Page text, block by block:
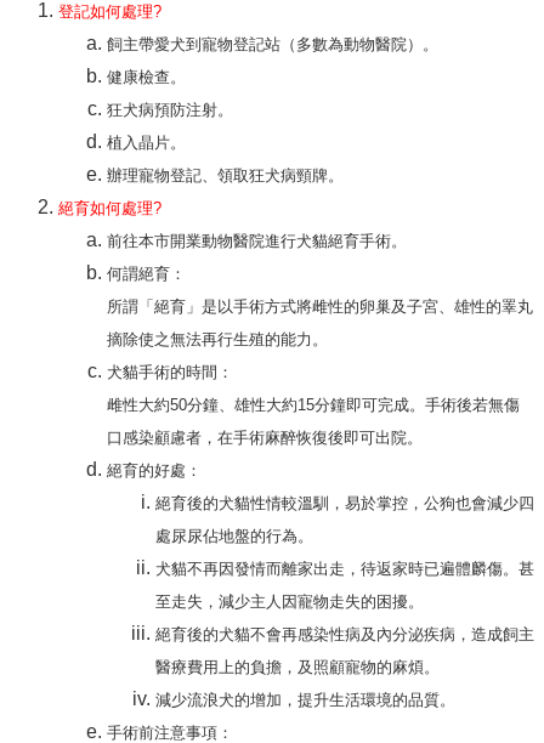
登記如何處理?
飼主帶愛犬到寵物登記站（多數為動物醫院）。
健康檢查。
狂犬病預防注射。
植入晶片。
辦理寵物登記、領取狂犬病頸牌。
絕育如何處理?
前往本市開業動物醫院進行犬貓絕育手術。
何謂絕育：
所謂「絕育」是以手術方式將雌性的卵巢及子宮、雄性的睪丸
摘除使之無法再行生殖的能力。
犬貓手術的時間：
雌性大約50分鐘、雄性大約15分鐘即可完成。手術後若無傷
口感染顧慮者，在手術麻醉恢復後即可出院。
絕育的好處：
絕育後的犬貓性情較溫馴，易於掌控，公狗也會減少四
處尿尿佔地盤的行為。
犬貓不再因發情而離家出走，待返家時已遍體麟傷。甚
至走失，減少主人因寵物走失的困擾。
絕育後的犬貓不會再感染性病及內分泌疾病，造成飼主
醫療費用上的負擔，及照顧寵物的麻煩。
減少流浪犬的增加，提升生活環境的品質。
手術前注意事項：